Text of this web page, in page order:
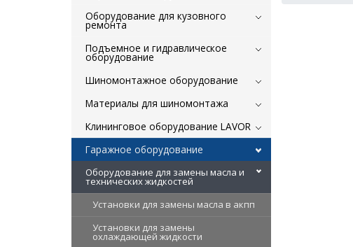
Оборудование для кузовного
ремонта
Подъемное и гидравлическое
оборудование
Шиномонтажное оборудование
Материалы для шиномонтажа
Клининговое оборудование LAVOR
Гаражное оборудование
Оборудование для замены масла и
технических жидкостей
Установки для замены масла в акпп
Установки для замены
охлаждающей жидкости